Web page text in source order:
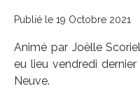
Publié le 19 Octobre 2021
Animé par Joëlle
eu lieu vendredi
Neuve.